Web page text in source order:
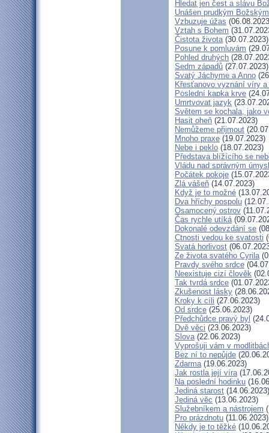
Hledat jen čest a slávu
Unášen prudkým
Vzbuzuje úžas
Vztah s Bohem
Čistota života(30.07.2023)
Posune k pomluvám
Pohled druhých
Sedm západů (27.07.2023)
Svatý Jáchyme a Anno
Křesťanovo vyznání víry
Poslední kapka krve
Umrtvovat jazyk
Světem se kochala, jako
Hasit oheň (21.07.2023)
Nemůžeme přijmout
Mnoho praxe (19.07.2023)
Nebe i peklo (18.07.2023)
Představa blížícího se
Vládu nad správným
Počátek pokoje
Zlá vášeň (14.07.2023)
Když je to možné
Dva hříchy pospolu
Osamocený ostrov
Čas rychle utíká
Dokonalé odevzdání se
Ctnosti vedou ke svatosti
Svatá horlivost
Ze života svatého Cyrila
Pravdy svého srdce
Neexistuje cizí člověk
Tak tvrdá srdce
Zkušenost lásky
Kroky k cíli (27.06.2023)
Od srdce (25.06.2023)
Předchůdce pravý byl
Dvě věci (23.06.2023)
Slova(22.06.2023)
Vyprošuji vám v
Bez ní to nepůjde
Zdarma(19.06.2023)
Jak rostla její víra
Na poslední hodinku
Jediná starost (14.06.2023)
Jediná věc (13.06.2023)
Služebníkem a nástrojem
Pro prázdnotu (11.06.2023)
Někdy je to těžké